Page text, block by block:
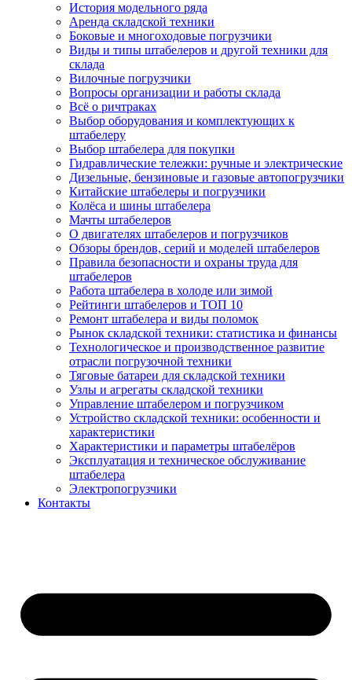
История модельного ряда
Аренда складской техники
Боковые и многоходовые погрузчики
Виды и типы штабелеров и другой техники для
склада
Вилочные погрузчики
Вопросы организации и работы склада
Всё о ричтраках
Выбор оборудования и комплектующих к
штабелеру
Выбор штабелера для покупки
Гидравлические тележки: ручные и электрические
Дизельные, бензиновые и газовые автопогрузчики
Китайские штабелеры и погрузчики
Колёса и шины штабелера
Мачты штабелеров
О двигателях штабелеров и погрузчиков
Обзоры брендов, серий и моделей штабелеров
Правила безопасности и охраны труда для
штабелеров
Работа штабелера в холоде или зимой
Рейтинги штабелеров и ТОП 10
Ремонт штабелера и виды поломок
Рынок складской техники: статистика и финансы
Технологическое и производственное развитие
отрасли погрузочной техники
Тяговые батареи для складской техники
Узлы и агрегаты складской техники
Управление штабелером и погрузчиком
Устройство складской техники: особенности и
характеристики
Характеристики и параметры штабелёров
Эксплуатация и техническое обслуживание
штабелера
Электропогрузчики
Контакты